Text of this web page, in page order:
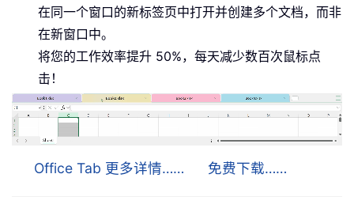
在同一个窗口的新标签页中打开并创建多个文档，而非
在新窗口中。
将您的工作效率提升 50%，每天减少数百次鼠标点
击！
Office Tab 更多详情…… 免费下载……